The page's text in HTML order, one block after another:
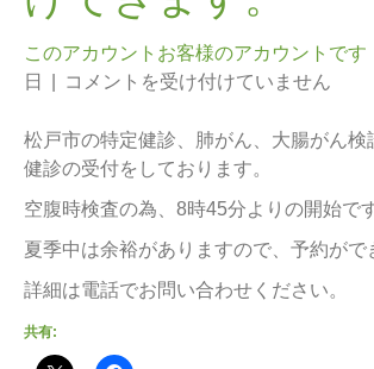
このアカウントお客様のアカウントです
日
コメントを受け付けていません
松戸市の特定健診、肺がん、大腸がん検
健診の受付をしております。
空腹時検査の為、8時45分よりの開始です
夏季中は余裕がありますので、予約がで
詳細は電話でお問い合わせください。
共有: